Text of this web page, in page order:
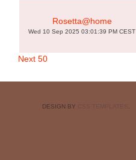
Rosetta@home
Wed 10 Sep 2025 03:01:39 PM CEST
Next 50
DESIGN BY CSS TEMPLATES